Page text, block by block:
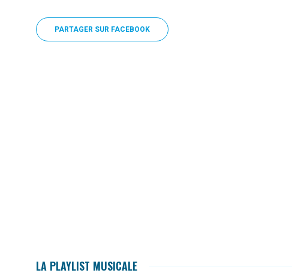
PARTAGER SUR FACEBOOK
LA PLAYLIST MUSICALE